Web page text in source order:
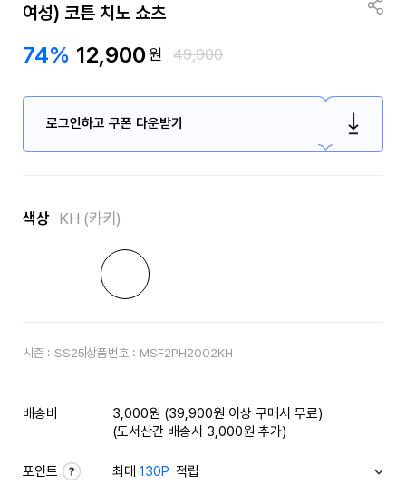
여성) 코튼 치노 쇼츠
74% 12,900원 49,900
로그인하고 쿠폰 다운받기
색상 KH (카키)
시즌 : SS25상품번호 : MSF2PH2002KH
배송비
3,000원 (39,900원 이상 구매시 무료)
(도서산간 배송시 3,000원 추가)
포인트 최대130P 적립